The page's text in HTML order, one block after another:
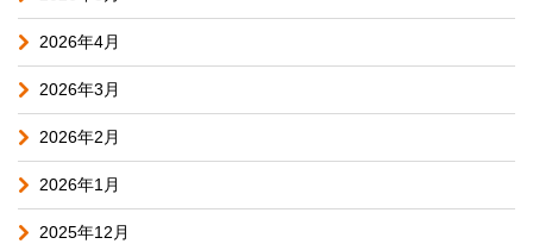
2026年4月
2026年3月
2026年2月
2026年1月
2025年12月